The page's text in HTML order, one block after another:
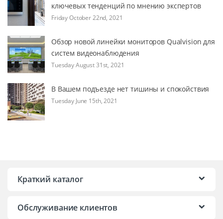
ключевых тенденций по мнению экспертов
Friday October 22nd, 2021
Обзор новой линейки мониторов Qualvision для
систем видеонаблюдения
Tuesday August 31st, 2021
В Вашем подъезде нет тишины и спокойствия
Tuesday June 15th, 2021
Краткий каталог
Обслуживание клиентов